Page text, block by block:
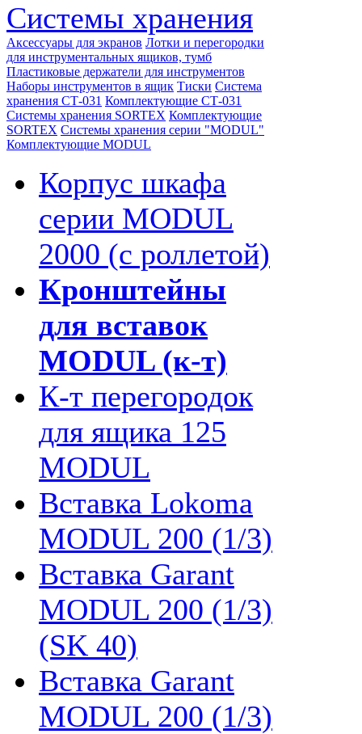
Системы хранения
Аксессуары для экранов Лотки и перегородки
для инструментальных ящиков, тумб
Пластиковые держатели для инструментов
Наборы инструментов в ящик Тиски Система
хранения СТ-031 Комплектующие СТ-031
Системы хранения SORTEX Комплектующие
SORTEX Системы хранения серии "MODUL"
Комплектующие MODUL
Корпус шкафа
серии MODUL
2000 (с роллетой)
Кронштейны
для вставок
MODUL (к-т)
К-т перегородок
для ящика 125
MODUL
Вставка Lokoma
MODUL 200 (1/3)
Вставка Garant
MODUL 200 (1/3)
(SK 40)
Вставка Garant
MODUL 200 (1/3)